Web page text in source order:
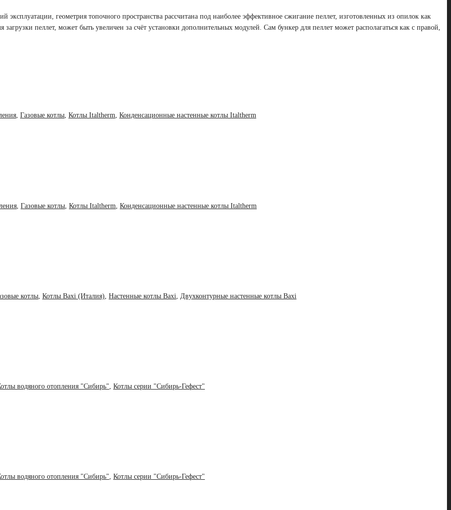
эксплуатации, геометрия топочного пространства рассчитана под наиболее эффективное сжигание пеллет, изготовленных из опилок как
пеллет, может быть увеличен за счёт установки дополнительных модулей. Сам бункер для пеллет может располагаться как с правой,
, Газовые котлы, Котлы Italtherm, Конденсационные настенные котлы Italtherm
Газовые котлы Котлы Italtherm Конденсационные настенные котлы Italtherm
котлы Котлы Baxi (Италия) Настенные котлы Baxi Двухконтурные настенные котлы Baxi
водяного отопления "Сибирь" Котлы серии "Сибирь-Гефест"
водяного отопления "Сибирь", Котлы серии "Сибирь-Гефест"